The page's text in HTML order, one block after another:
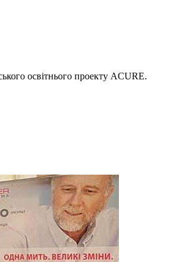
освітнього проекту ACURE.